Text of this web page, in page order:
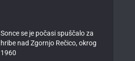
Sonce se je počasi spuščalo za
hribe nad Zgornjo Rečico, okrog
1960